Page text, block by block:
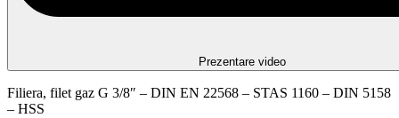
Prezentare video
Filiera, filet gaz G 3/8″ – DIN EN 22568 – STAS 1160 – DIN 5158
– HSS